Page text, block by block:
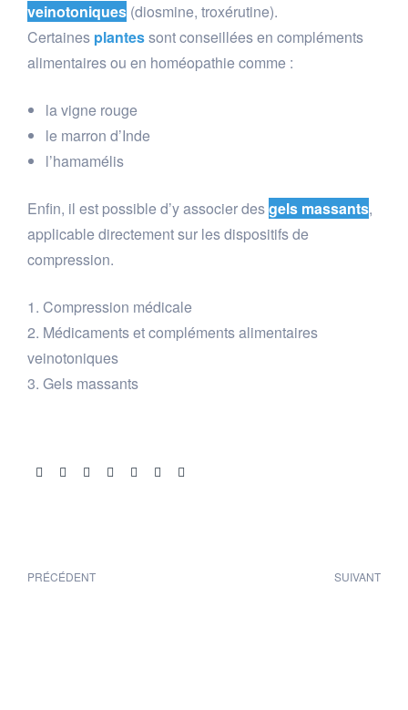
veinotoniques (diosmine, troxérutine).
Certaines plantessont conseillées en compléments
alimentaires ou en homéopathie comme :
la vigne rouge
le marron d’Inde
l’hamamélis
Enfin, il est possible d’y associer desgels massants,
applicable directement sur les dispositifs de
compression.
Compression médicale
Médicaments et compléments alimentaires
veinotoniques
Gels massants
Share:
PRÉCÉDENT SUIVANT